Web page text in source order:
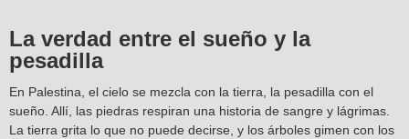
La verdad entre el sueño y la
pesadilla
En Palestina, el cielo se mezcla con la tierra, la pesadilla con el
sueño. Allí, las piedras respiran una historia de sangre y lágrimas.
La tierra grita lo que no puede decirse, y los árboles gimen con los